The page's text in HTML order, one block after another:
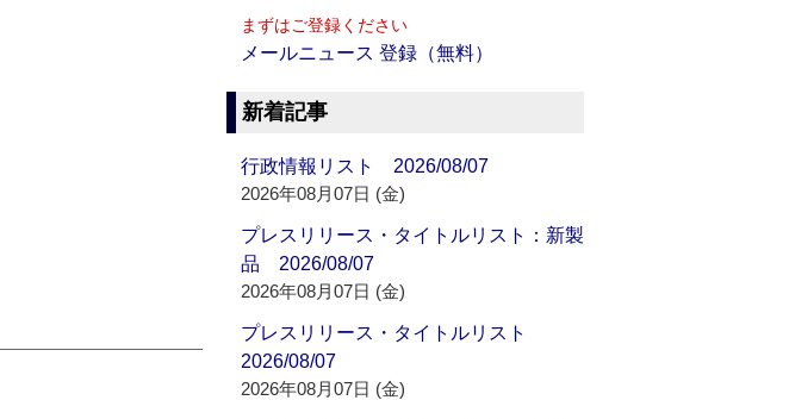
まずはご登録ください
メールニュース 登録（無料）
新着記事
行政情報リスト 2026/08/07
2026年08月07日 (金)
プレスリリース・タイトルリスト：新製
品 2026/08/07
2026年08月07日 (金)
プレスリリース・タイトルリスト
2026/08/07
2026年08月07日 (金)